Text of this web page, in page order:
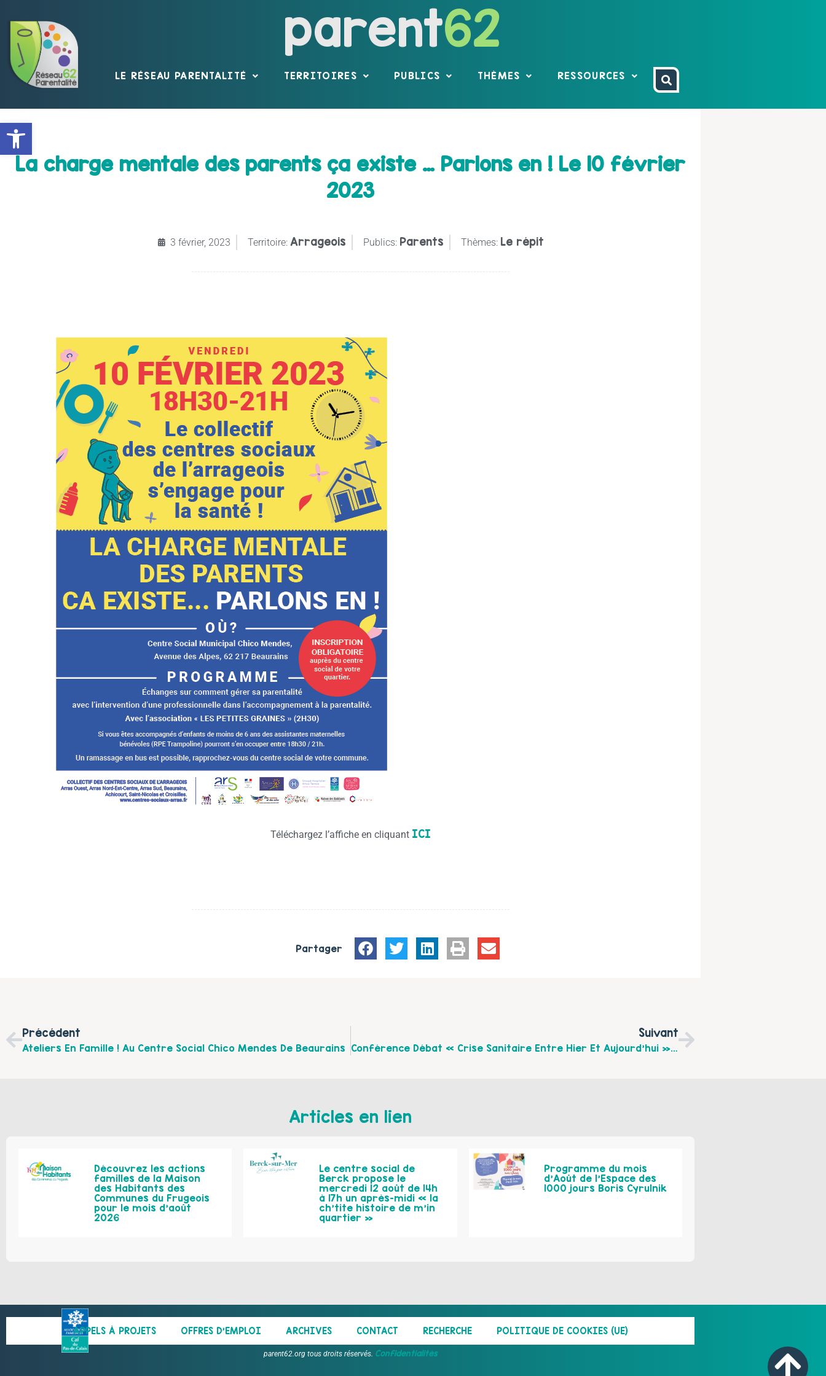
Ouvrir la barre d’outils
parent62
LE RÉSEAU PARENTALITÉ TERRITOIRES PUBLICS THÈMES RESSOURCES
La charge mentale des parents ça existe … Parlons en ! Le 10 février
2023
3 février, 2023 Territoire: Arrageois Publics: Parents Thèmes: Le répit
Téléchargez l’affiche en cliquant ICI
Partager
Précédent
Ateliers En Famille ! Au Centre Social Chico Mendes De Beaurains
Suivant
Conférence Débat « Crise Sanitaire Entre Hier Et Aujourd’hui » Avec Le Philosophe Jean-Michel Longneaux Le 2 Mars À 19h À L’IFSI D’Arras
Articles en lien
Découvrez les actions
familles de la Maison
des Habitants des
Communes du Frugeois
pour le mois d’août
2026
Le centre social de
Berck propose le
mercredi 12 août de 14h
à 17h un après-midi « la
ch’tite histoire de m’in
quartier »
Programme du mois
d’Août de l’Espace des
1000 jours Boris Cyrulnik
APPELS À PROJETS OFFRES D’EMPLOI ARCHIVES CONTACT RECHERCHE POLITIQUE DE COOKIES (UE)
parent62.org tous droits réservés. Confidentialités